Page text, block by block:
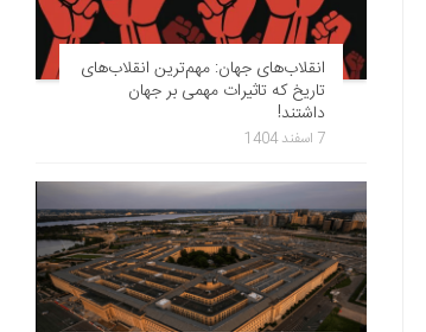
انقلاب‌های جهان: مهم‌ترین انقلاب‌های
تاریخ که تاثیرات مهمی بر جهان
داشتند!
7 اسفند 1404